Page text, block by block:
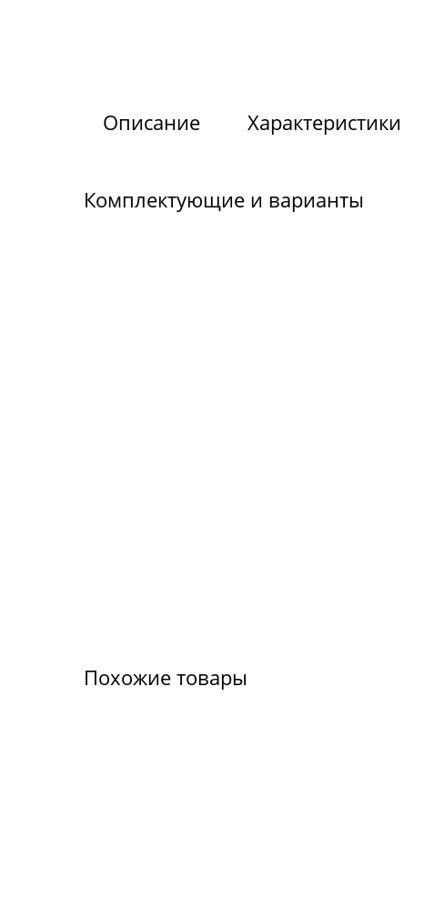
Описание Характеристики
Комплектующие и варианты
Похожие товары